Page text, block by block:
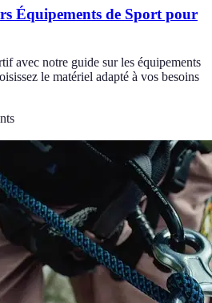
Équipements de Sport pour
avec notre guide sur les équipements
le matériel adapté à vos besoins